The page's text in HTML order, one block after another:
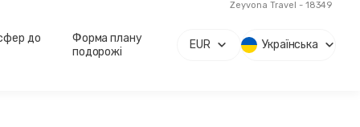
Zeyvona Travel - 18349
до
Форма плану
подорожі
EUR Українська